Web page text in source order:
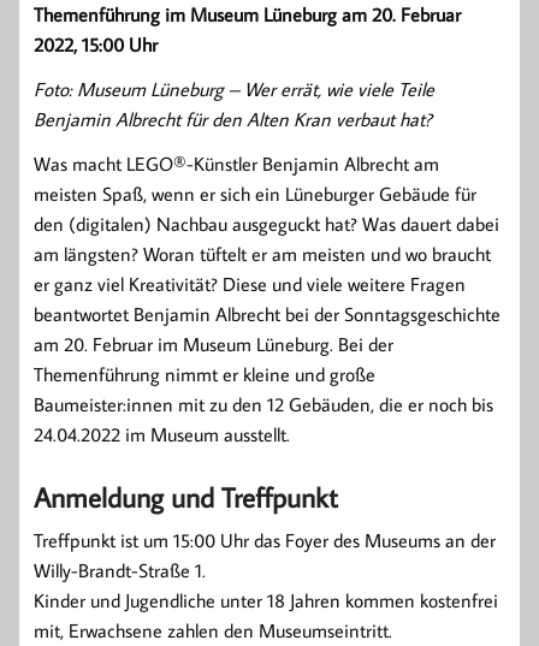
Themenführung im Museum Lüneburg am 20. Februar
2022, 15:00 Uhr
Foto: Museum Lüneburg – Wer errät, wie viele Teile
Benjamin Albrecht für den Alten Kran verbaut hat?
Was macht LEGO®-Künstler Benjamin Albrecht am
meisten Spaß, wenn er sich ein Lüneburger Gebäude für
den (digitalen) Nachbau ausgeguckt hat? Was dauert dabei
am längsten? Woran tüftelt er am meisten und wo braucht
er ganz viel Kreativität? Diese und viele weitere Fragen
beantwortet Benjamin Albrecht bei der Sonntagsgeschichte
am 20. Februar im Museum Lüneburg. Bei der
Themenführung nimmt er kleine und große
Baumeister:innen mit zu den 12 Gebäuden, die er noch bis
24.04.2022 im Museum ausstellt.
Anmeldung und Treffpunkt
Treffpunkt ist um 15:00 Uhr das Foyer des Museums an der
Willy-Brandt-Straße 1.
Kinder und Jugendliche unter 18 Jahren kommen kostenfrei
mit, Erwachsene zahlen den Museumseintritt.